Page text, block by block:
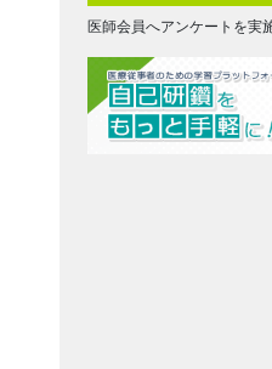
医師会員へアンケートを実